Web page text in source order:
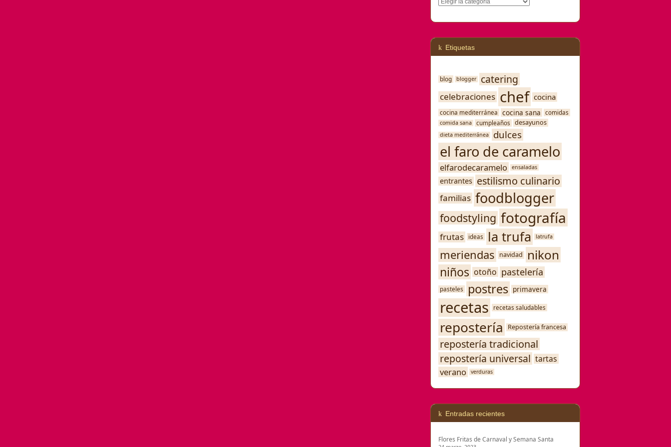
Etiquetas
blog blogger catering
celebraciones chef cocina
cocina mediterránea cocina sana comidas
comida sana cumpleaños desayunos
dieta mediterránea dulces
el faro de caramelo
elfarodecaramelo ensaladas
entrantes estilismo culinario
familias foodblogger
foodstyling fotografía
frutas ideas la trufa latrufa
meriendas navidad nikon
niños otoño pastelería
pasteles postres primavera
recetas recetas saludables
repostería Repostería francesa
repostería tradicional
repostería universal tartas
verano verduras
Entradas recientes
Flores Fritas de Carnaval y Semana Santa